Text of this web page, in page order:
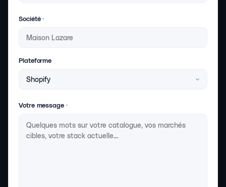
Société ·
Plateforme
Votre message ·